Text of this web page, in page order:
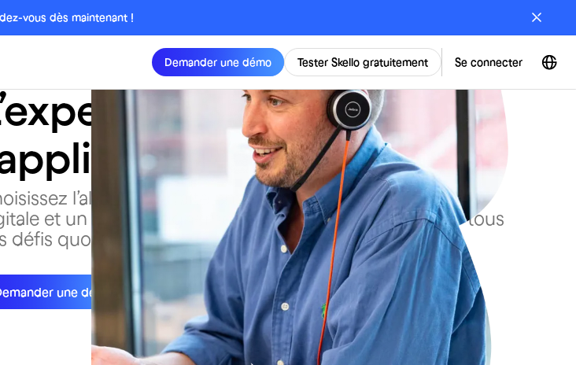
vous dès maintenant !
Demander une démo Tester Skello gratuitement Se connecter
Skello. Dans
dans la vie.
l’alliance parfaite entre la promesse d’une solution
et un accompagnement de proximité pour relever tous
défis quotidiens.
une démo Tester Skello gratuitement